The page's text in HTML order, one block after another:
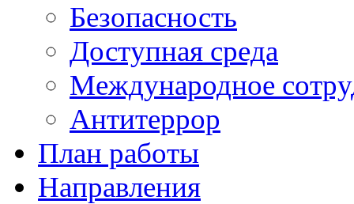
Безопасность
Доступная среда
Международное
Антитеррор
План работы
Направления